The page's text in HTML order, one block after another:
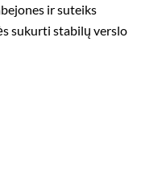
ir suteiks
sukurti stabilų verslo